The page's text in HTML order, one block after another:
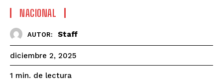
NACIONAL
AUTOR: Staff
diciembre 2, 2025
1 min. de lectura